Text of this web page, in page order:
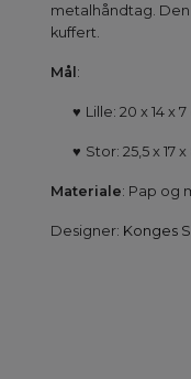
metalhåndtag.
kuffert.
Mål :
♥ Lille: 20 x 14 x
♥ Stor: 25,5 x 17
Materiale: Pap og
Designer: Konges